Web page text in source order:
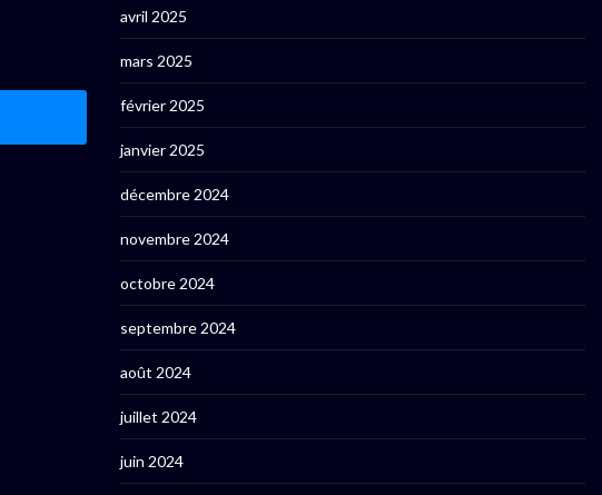
avril 2025
mars 2025
février 2025
janvier 2025
décembre 2024
novembre 2024
octobre 2024
septembre 2024
août 2024
juillet 2024
juin 2024